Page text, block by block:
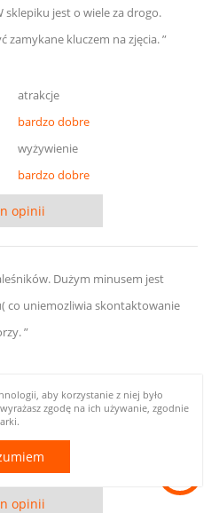
aby korzystanie z niej było
zgodę na ich używanie, zgodnie
sklepiku jest o wiele za drogo.
kluczem na zjęcia. ”
atrakcje
bardzo dobre
wyżywienie
bardzo dobre
opinii
Dużym minusem jest
co uniemozliwia skontaktowanie
”
atrakcje
dobre
wyżywienie
opinii